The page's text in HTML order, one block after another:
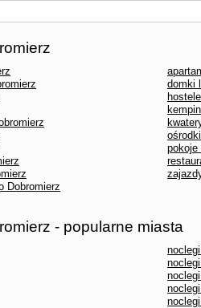
domki
pokoje
Dobromierz
- popularne miasta